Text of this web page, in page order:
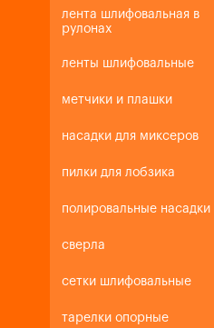
лента шлифовальная в
рулонах
ленты шлифовальные
метчики и плашки
насадки для миксеров
пилки для лобзика
полировальные насадки
сверла
сетки шлифовальные
тарелки опорные